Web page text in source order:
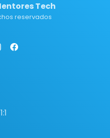
Tech
reservados